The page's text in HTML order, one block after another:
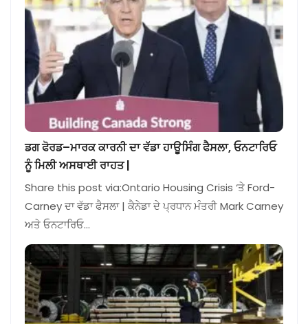
ਡਗ ਫੋਰਡ–ਮਾਰਕ ਕਾਰਨੀ ਦਾ ਵੱਡਾ ਹਾਊਸਿੰਗ ਫੈਸਲਾ, ਓਨਟਾਰਿਓ
ਨੂੰ ਮਿਲੀ ਅਸਥਾਈ ਰਾਹਤ |
Share this post via:Ontario Housing Crisis ‘ਤੇ Ford-
Carney ਦਾ ਵੱਡਾ ਫੈਸਲਾ | ਕੈਨੇਡਾ ਦੇ ਪ੍ਰਧਾਨ ਮੰਤਰੀ Mark Carney
ਅਤੇ ਓਨਟਾਰਿਓ…